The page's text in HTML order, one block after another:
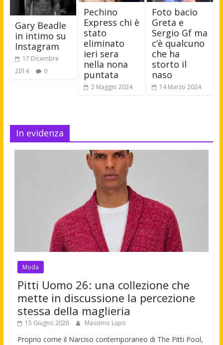
Gary Beadle
in intimo su
Instagram
17 Dicembre
2014
0
Pechino
Express chi è
stato
eliminato
ieri sera
nella nona
puntata
2 Maggio 2024
Foto bacio
Greta e
Sergio Gf ma
c’è qualcuno
che ha
storto il
naso
14 Marzo 2024
In evidenza
Moda
Pitti Uomo 26: una collezione che
mette in discussione la percezione
stessa della maglieria
15 Giugno 2026 Massimo Lupo
Proprio come il Narciso contemporaneo di The Pitti Pool,